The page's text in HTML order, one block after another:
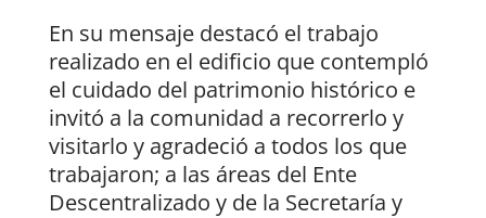
En su mensaje destacó el trabajo
realizado en el edificio que contempló
el cuidado del patrimonio histórico e
invitó a la comunidad a recorrerlo y
visitarlo y agradeció a todos los que
trabajaron; a las áreas del Ente
Descentralizado y de la Secretaría y